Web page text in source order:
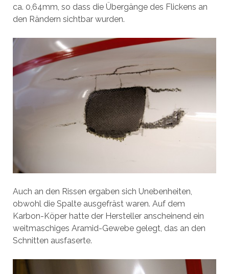
ca. 0,64mm, so dass die Übergänge des Flickens an
den Rändern sichtbar wurden.
Auch an den Rissen ergaben sich Unebenheiten,
obwohl die Spalte ausgefräst waren. Auf dem
Karbon-Köper hatte der Hersteller anscheinend ein
weitmaschiges Aramid-Gewebe gelegt, das an den
Schnitten ausfaserte.